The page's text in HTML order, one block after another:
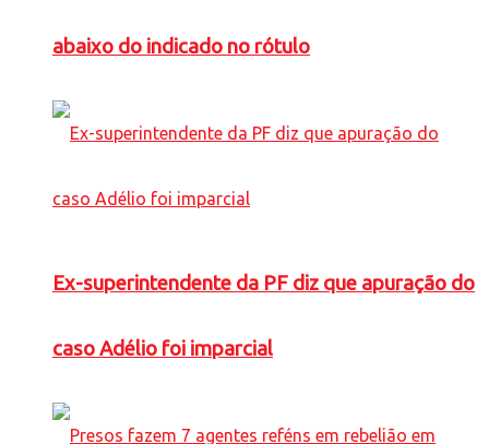
abaixo do indicado no rótulo
Ex-superintendente da PF diz que apuração do
caso Adélio foi imparcial